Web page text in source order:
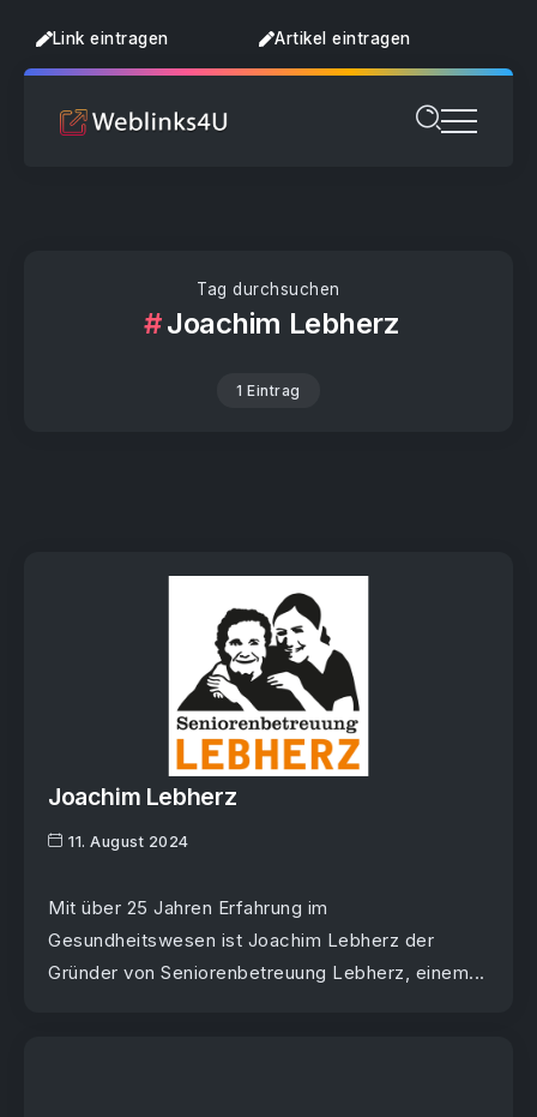
Link eintragen Artikel eintragen
Tag durchsuchen
Joachim Lebherz
1 Eintrag
Joachim Lebherz
11. August 2024
Mit über 25 Jahren Erfahrung im
Gesundheitswesen ist Joachim Lebherz der
Gründer von Seniorenbetreuung Lebherz, einem...